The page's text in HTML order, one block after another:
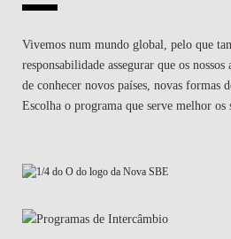
Vivemos num mundo global, pelo que
responsabilidade assegurar que os
de conhecer novos países, novas formas
Escolha o programa que serve melhor os